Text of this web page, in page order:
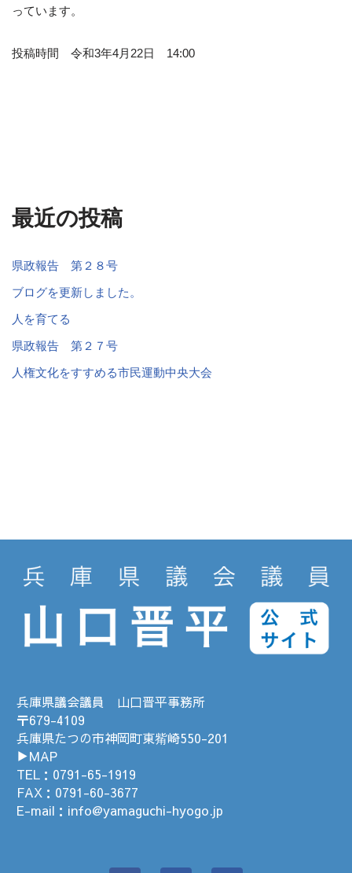
っています。
投稿時間 令和3年4月22日 14:00
最近の投稿
県政報告 第２８号
ブログを更新しました。
人を育てる
県政報告 第２７号
人権文化をすすめる市民運動中央大会
兵庫県議会議員 山口晋平事務所
〒679-4109
兵庫県たつの市神岡町東觜崎550-201
▶MAP
TEL： 0791-65-1919
FAX：0791-60-3677
E-mail： info@yamaguchi-hyogo.jp